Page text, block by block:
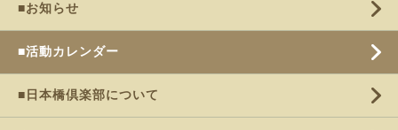
■お知らせ
■活動カレンダー
■日本橋倶楽部について